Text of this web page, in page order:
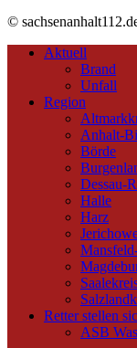
©
Aktuell
Brand
Unfall
Region
Anhalt-
Börde
Dessau-
Halle
Harz
Retter stellen
ASB